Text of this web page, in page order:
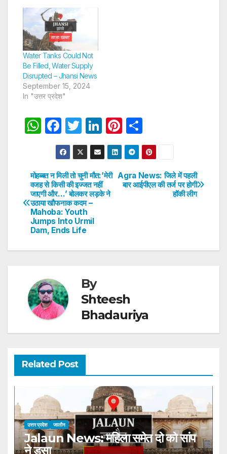
Water Tanks Could Not
Be Filled, Water Supply
Disrupted – Jhansi News
September 15, 2024
In "उत्तर प्रदेश"
W
s
A
p
p
F
a
c
e
b
o
o
k
T
w
itt
er
Li
n
k
e
dI
Pi
nt
er
e
st
h
ar
e
Post
navigation
Agra News: जिले में पहली
बार आईपीएल की तर्ज पर होगी
हॉकी लीग
मोहब्बत न मिली तो चुनी मौत:’मेरी
वजह से किसी की इज्जत नहीं
जाएगी और…’ बोलकर लड़के ने
उठाया खौफनाक कदम –
Mahoba: Youth
Jumps Into Urmil
Dam, Ends Life
By
Shteesh
Bhadauriya
Related Post
उत्तर प्रदेश जालौन
Jalaun News: महिला समेत दो को सांप
ने डसा